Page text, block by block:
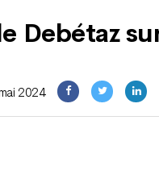
Debétaz
2024